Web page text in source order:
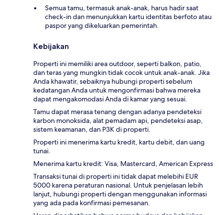
Semua tamu, termasuk anak-anak, harus hadir saat
check-in dan menunjukkan kartu identitas berfoto atau
paspor yang dikeluarkan pemerintah.
Kebijakan
Properti ini memiliki area outdoor, seperti balkon, patio,
dan teras yang mungkin tidak cocok untuk anak-anak. Jika
Anda khawatir, sebaiknya hubungi properti sebelum
kedatangan Anda untuk mengonfirmasi bahwa mereka
dapat mengakomodasi Anda di kamar yang sesuai.
Tamu dapat merasa tenang dengan adanya pendeteksi
karbon monoksida, alat pemadam api, pendeteksi asap,
sistem keamanan, dan P3K di properti.
Properti ini menerima kartu kredit, kartu debit, dan uang
tunai.
Menerima kartu kredit: Visa, Mastercard, American Express
Transaksi tunai di properti ini tidak dapat melebihi EUR
5000 karena peraturan nasional. Untuk penjelasan lebih
lanjut, hubungi properti dengan menggunakan informasi
yang ada pada konfirmasi pemesanan.